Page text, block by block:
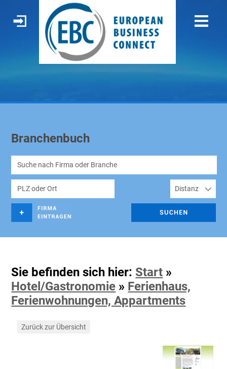
Branchenbuch
Sie befinden sich hier: Start »
Hotel/Gastronomie » Ferienhaus,
Ferienwohnungen, Appartments
Zurück zur Übersicht